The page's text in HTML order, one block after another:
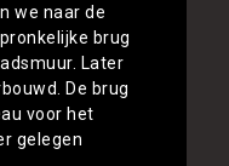
we naar de
brug
Later
De brug
voor het
gelegen